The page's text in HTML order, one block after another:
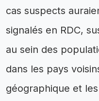
cas suspects
signalés en RDC,
au sein des
dans les pays
géographique et